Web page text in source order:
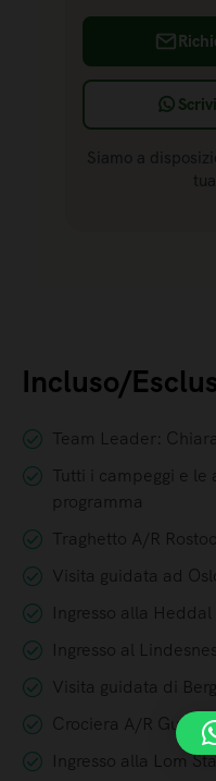
Siamo a
Incluso/
Team Leader:
Tutti i campeggi e le
programma
Traghetto A/R
Visita guidata ad
Ingresso alla
Ingresso al
Visita guidata di
Crociera A/R
Ingresso alla Lom